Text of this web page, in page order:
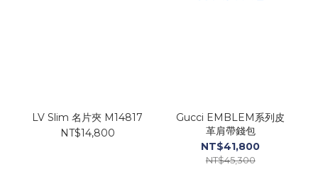
LV Slim 名片夾 M14817
NT$14,800
Gucci EMBLEM系列皮
革肩帶錢包
NT$41,800
NT$45,300